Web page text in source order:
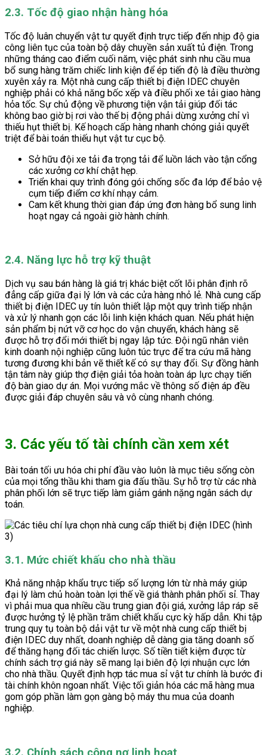
2.3. Tốc độ giao nhận hàng hóa
Tốc độ luân chuyển vật tư quyết định trực tiếp đến nhịp độ gia
công liên tục của toàn bộ dây chuyền sản xuất tủ điện. Trong
những tháng cao điểm cuối năm, việc phát sinh nhu cầu mua
bổ sung hàng trăm chiếc linh kiện để ép tiến độ là điều thường
xuyên xảy ra. Một nhà cung cấp thiết bị điện IDEC chuyên
nghiệp phải có khả năng bốc xếp và điều phối xe tải giao hàng
hỏa tốc. Sự chủ động về phương tiện vận tải giúp đối tác
không bao giờ bị rơi vào thế bị động phải dừng xưởng chỉ vì
thiếu hụt thiết bị. Kế hoạch cấp hàng nhanh chóng giải quyết
triệt để bài toán thiếu hụt vật tư cục bộ.
Sở hữu đội xe tải đa trọng tải để luồn lách vào tận cổng
các xưởng cơ khí chật hẹp.
Triển khai quy trình đóng gói chống sốc đa lớp để bảo vệ
cụm tiếp điểm cơ khí nhạy cảm.
Cam kết khung thời gian đáp ứng đơn hàng bổ sung linh
hoạt ngay cả ngoài giờ hành chính.
2.4. Năng lực hỗ trợ kỹ thuật
Dịch vụ sau bán hàng là giá trị khác biệt cốt lõi phân định rõ
đẳng cấp giữa đại lý lớn và các cửa hàng nhỏ lẻ. Nhà cung cấp
thiết bị điện IDEC uy tín luôn thiết lập một quy trình tiếp nhận
và xử lý nhanh gọn các lỗi linh kiện khách quan. Nếu phát hiện
sản phẩm bị nứt vỡ cơ học do vận chuyển, khách hàng sẽ
được hỗ trợ đổi mới thiết bị ngay lập tức. Đội ngũ nhân viên
kinh doanh nội nghiệp cũng luôn túc trực để tra cứu mã hàng
tương đương khi bản vẽ thiết kế có sự thay đổi. Sự đồng hành
tận tâm này giúp thợ điện giải tỏa hoàn toàn áp lực chạy tiến
độ bàn giao dự án. Mọi vướng mắc về thông số điện áp đều
được giải đáp chuyên sâu và vô cùng nhanh chóng.
3. Các yếu tố tài chính cần xem xét
Bài toán tối ưu hóa chi phí đầu vào luôn là mục tiêu sống còn
của mọi tổng thầu khi tham gia đấu thầu. Sự hỗ trợ từ các nhà
phân phối lớn sẽ trực tiếp làm giảm gánh nặng ngân sách dự
toán.
3.1. Mức chiết khấu cho nhà thầu
Khả năng nhập khẩu trực tiếp số lượng lớn từ nhà máy giúp
đại lý làm chủ hoàn toàn lợi thế về giá thành phân phối sỉ. Thay
vì phải mua qua nhiều cầu trung gian đội giá, xưởng lắp ráp sẽ
được hưởng tỷ lệ phần trăm chiết khấu cực kỳ hấp dẫn. Khi tập
trung quy tụ toàn bộ dải vật tư về một nhà cung cấp thiết bị
điện IDEC duy nhất, doanh nghiệp dễ dàng gia tăng doanh số
để thăng hạng đối tác chiến lược. Số tiền tiết kiệm được từ
chính sách trợ giá này sẽ mang lại biên độ lợi nhuận cực lớn
cho nhà thầu. Quyết định hợp tác mua sỉ vật tư chính là bước đi
tài chính khôn ngoan nhất. Việc tối giản hóa các mã hàng mua
gom góp phần làm gọn gàng bộ máy thu mua của doanh
nghiệp.